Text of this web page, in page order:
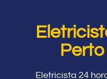
Eletricista 24